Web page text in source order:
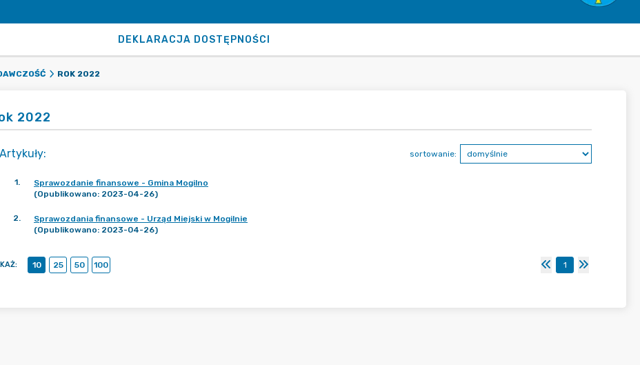
DEKLARACJA DOSTĘPNOŚCI
ROK 2022
2022
Artykuły: sortowanie:
1.
Sprawozdanie finansowe - Gmina Mogilno
(Opublikowano: 2023-04-26)
2.
Sprawozdania finansowe - Urząd Miejski w Mogilnie
(Opublikowano: 2023-04-26)
: 10 25 50 100 1